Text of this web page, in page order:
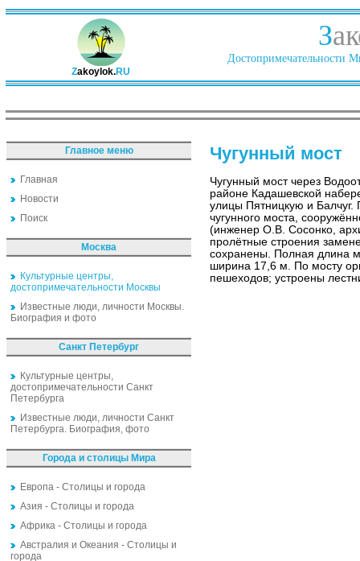
Zakoylok.RU
З
Достопримечательности
Главное меню
Главная
Новости
Поиск
Москва
Культурные центры,
достопримечательности Москвы
Известные люди, личности Москвы.
Биография и фото
Санкт Петербург
Культурные центры,
достопримечательности Санкт
Петербурга
Известные люди, личности Санкт
Петербурга. Биография, фото
Города и столицы Мира
Европа - Столицы и города
Азия - Столицы и города
Африка - Столицы и города
Австралия и Океания - Столицы и
города
Чугунный мост
Чугунный мост через
районе Кадашевской
улицы Пятницкую и Балчуг.
чугунного моста,
(инженер О.В. Сосонко,
пролётные строения
сохранены. Полная длина
ширина 17,6 м. По мосту
пешеходов; устроены